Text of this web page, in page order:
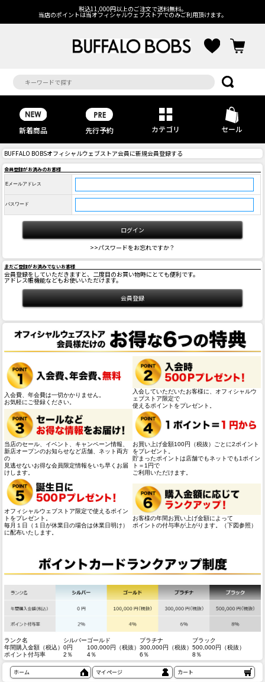
税込11,000円以上のご注文で送料無料。
当店のポイントは当オフィシャルウェブストアでのみご利用頂けます。
新着商品 先行予約 カテゴリ セール
BUFFALO BOBSオフィシャルウェブストア会員に新規会員登録する
会員登録がお済みのお客様
Eメールアドレス
パスワード
>>パスワードをお忘れですか？
まだご登録がお済みでないお客様
会員登録をしていただきますと、二度目のお買い物時にとても便利です。
アドレス帳機能などもお使いいただけます。
入会費、年会費は一切かかりません。
お気軽にご登録ください。
入会していただいたお客様に、オフィシャルウ
ェブストア限定で
使えるポイントをプレゼント。
当店のセール、イベント、キャンペーン情報、
新店オープンのお知らせなど店舗、ネット両方
の
見逃せないお得な会員限定情報をいち早くお届
けします。
お買い上げ金額100円（税抜）ごとに2ポイント
をプレゼント。
貯まったポイントは店舗でもネットでも1ポイン
ト＝1円で
ご利用いただけます。
オフィシャルウェブストア限定で使えるポイン
トをプレゼント。
毎月１日（１日が休業日の場合は休業日明け）
に配布いたします。
お客様の年間お買い上げ金額によって
ポイントの付与率が上がります。（下図参照）
ランク名 シルバーゴールド プラチナ
ブラック
年間購入金額（税込） 0円 100,000円（税抜） 300,000円（税抜） 500,000円（税抜）
ポイント付与率
2％ 4％ 6％ 8％
ホーム マイページ カート